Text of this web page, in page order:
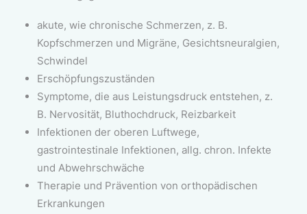
akute, wie chronische Schmerzen, z. B.
Kopfschmerzen und Migräne, Gesichtsneuralgien,
Schwindel
Erschöpfungszuständen
Symptome, die aus Leistungsdruck entstehen, z.
B. Nervosität, Bluthochdruck, Reizbarkeit
Infektionen der oberen Luftwege,
gastrointestinale Infektionen, allg. chron. Infekte
und Abwehrschwäche
Therapie und Prävention von orthopädischen
Erkrankungen